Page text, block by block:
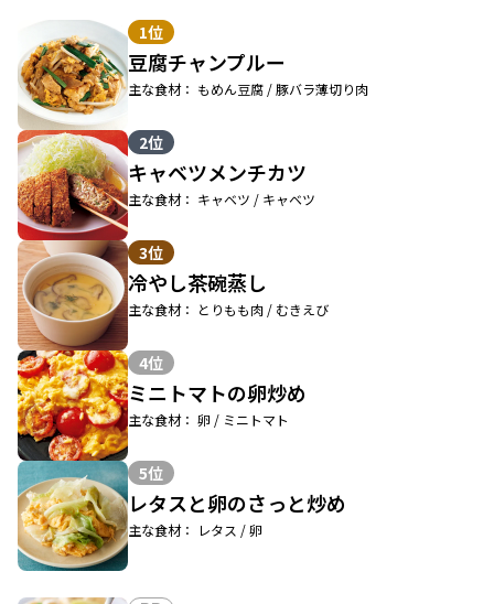
1位
豆腐チャンプルー
主な食材： もめん豆腐 / 豚バラ薄切り肉
2位
キャベツメンチカツ
主な食材： キャベツ / キャベツ
3位
冷やし茶碗蒸し
主な食材： とりもも肉 / むきえび
4位
ミニトマトの卵炒め
主な食材： 卵 / ミニトマト
5位
レタスと卵のさっと炒め
主な食材： レタス / 卵